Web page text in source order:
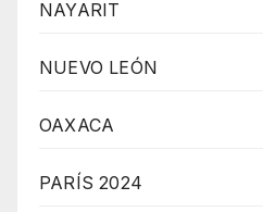
NAYARIT
NUEVO LEÓN
OAXACA
PARÍS 2024